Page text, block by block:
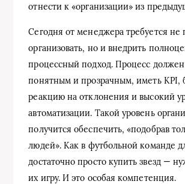
отнести к «организации» из
Сегодня от менеджера требуется не
организовать, но и внедрить
процессный подход. Процесс
понятным и прозрачным, иметь KPI,
реакцию на отклонения и высокий
автоматизации. Такой уровень
получится обеспечить, «подобрав
людей». Как в футбольной команде
достаточно просто купить звезд —
их игру. И это особая компетенция.